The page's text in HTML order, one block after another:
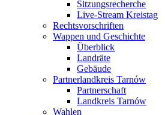
Sitzungsrecherche
Live-Stream Kreistag
Rechtsvorschriften
Wappen und Geschichte
Überblick
Landräte
Gebäude
Partnerlandkreis Tarnów
Partnerschaft
Landkreis Tarnów
Wahlen